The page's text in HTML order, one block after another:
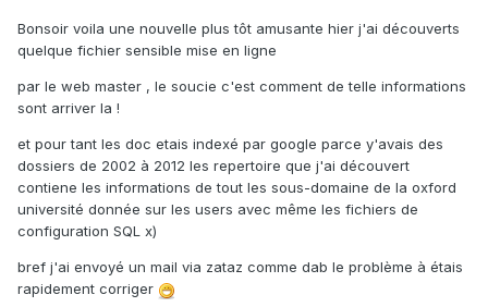
Bonsoir voila une nouvelle plus tôt amusante hier j'ai découverts
quelque fichier sensible mise en ligne
par le web master , le soucie c'est comment de telle informations
sont arriver la !
et pour tant les doc etais indexé par google parce y'avais des
dossiers de 2002 à 2012 les repertoire que j'ai découvert
contiene les informations de tout les sous-domaine de la oxford
université donnée sur les users avec même les fichiers de
configuration SQL x)
bref j'ai envoyé un mail via zataz comme dab le problème à étais
rapidement corriger